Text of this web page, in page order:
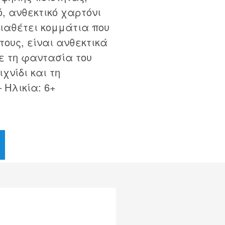
χαρτόνι
κομμάτια που
είναι ανθεκτικά
τη φαντασία του
και τη
Ηλικία: 6+